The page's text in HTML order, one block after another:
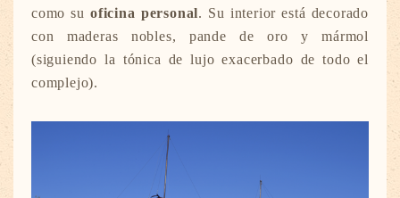
como suoficina personal. Su interior está decorado
con maderas nobles, pande de oro y mármol
(siguiendo la tónica de lujo exacerbado de todo el
complejo).